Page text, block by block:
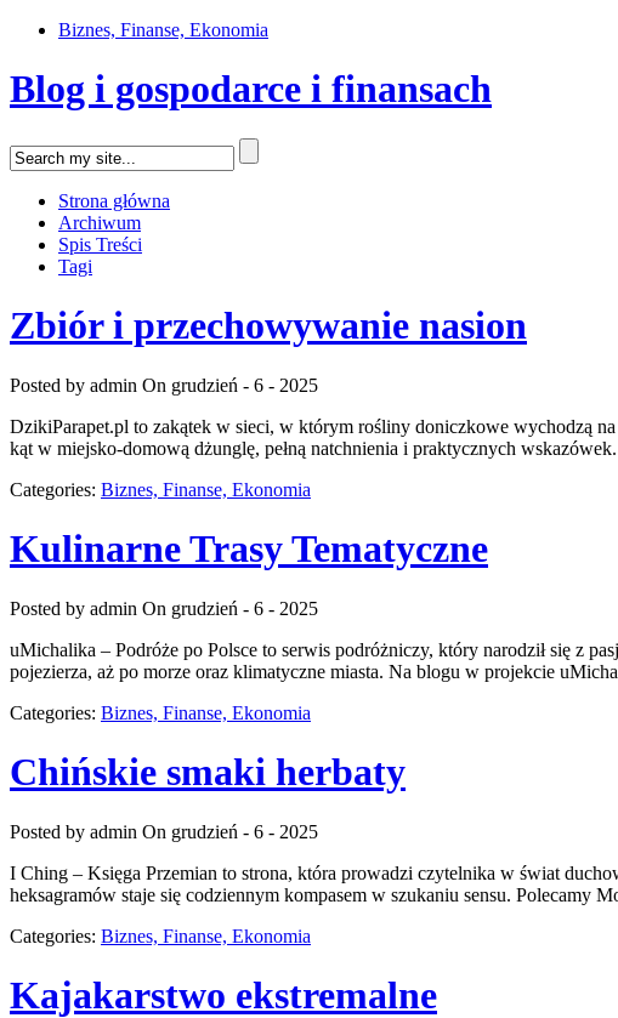
Biznes, Finanse, Ekonomia
Blog i gospodarce i finansach
Strona główna
Archiwum
Spis Treści
Tagi
Zbiór i przechowywanie nasion
Posted by admin On grudzień - 6 - 2025
DzikiParapet.pl to zakątek w sieci, w którym rośliny doniczkowe wychodzą
kąt w miejsko-domową dżunglę, pełną natchnienia i praktycznych
Categories: Biznes, Finanse, Ekonomia
Kulinarne Trasy Tematyczne
Posted by admin On grudzień - 6 - 2025
uMichalika – Podróże po Polsce to serwis podróżniczy, który narodził się z
pojezierza, aż po morze oraz klimatyczne miasta. Na blogu w projekcie
Categories: Biznes, Finanse, Ekonomia
Chińskie smaki herbaty
Posted by admin On grudzień - 6 - 2025
I Ching – Księga Przemian to strona, która prowadzi czytelnika w świat
heksagramów staje się codziennym kompasem w szukaniu sensu.
Categories: Biznes, Finanse, Ekonomia
Kajakarstwo ekstremalne